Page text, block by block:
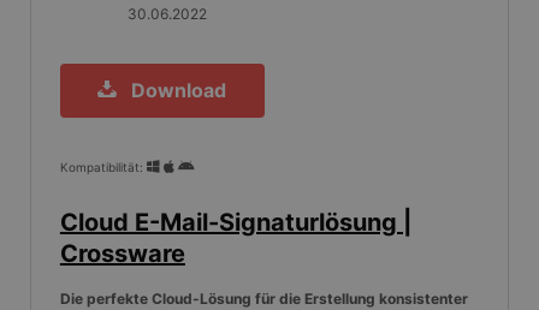
30.06.2022
Download
Kompatibilität:
Cloud E-Mail-Signaturlösung |
Crossware
Die perfekte Cloud-Lösung für die Erstellung konsistenter